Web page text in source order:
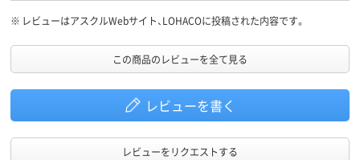
※ レビューはアスクルWebサイト、LOHACOに投稿された内容です。
この商品のレビューを全て見る
レビューを書く
レビューをリクエストする